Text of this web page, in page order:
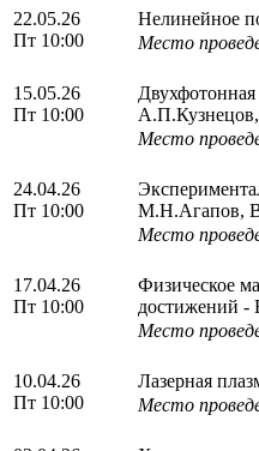
22.05.26
Пт 10:00
Нелинейное
Место
15.05.26
Пт 10:00
Место
24.04.26
Пт 10:00
М.Н.Агапов,
Место
17.04.26
Пт 10:00
Физическое
достижений
Место
10.04.26
Пт 10:00
Лазерная
Место